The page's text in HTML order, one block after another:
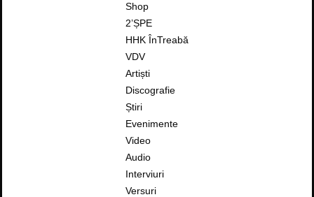
Shop
2’ȘPE
HHK ÎnTreabă
VDV
Artiști
Discografie
Știri
Evenimente
Video
Audio
Interviuri
Versuri